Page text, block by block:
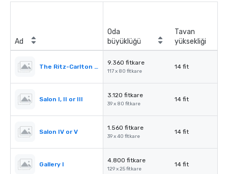
Ad
Oda
büyüklüğü
Tavan
yüksekliği
The Ritz-Carlton Ballroom
9.360 fitkare
117 x 80 fitkare
14 fit
Salon I, II or III
3.120 fitkare
39 x 80 fitkare
14 fit
Salon IV or V
1.560 fitkare
39 x 40 fitkare
14 fit
Gallery I
4.800 fitkare
129 x 25 fitkare
14 fit